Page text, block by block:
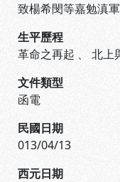
致楊希閔等嘉勉滇
生平歷程
革命之再起 、 北上
文件類型
函電
民國日期
013/04/13
西元日期